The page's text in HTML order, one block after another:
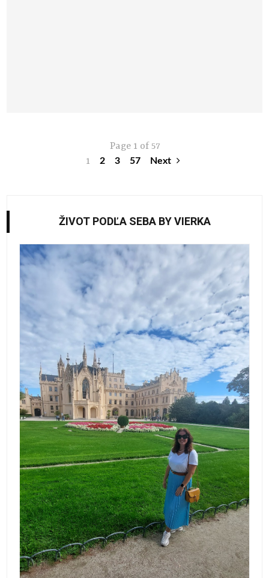
Page 1 of 57
1
2 3 57 Next
ŽIVOT PODĽA SEBA BY VIERKA